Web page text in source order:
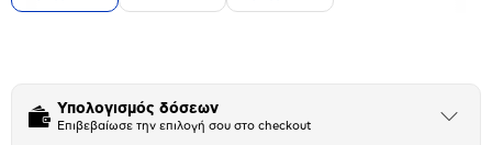
Υπολογισμός δόσεων
Επιβεβαίωσε την επιλογή σου στο checkout
Άνοιξε